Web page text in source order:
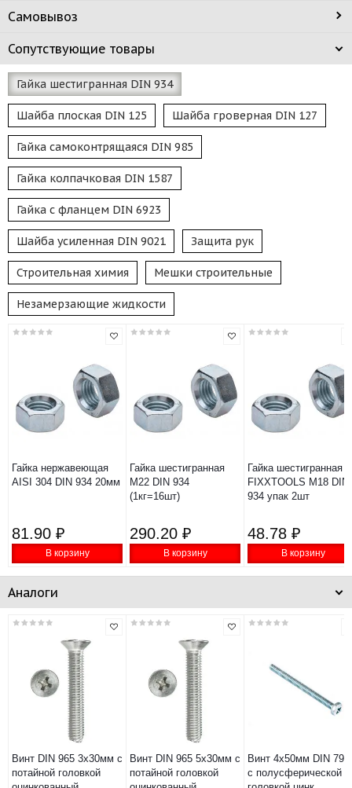
Самовывоз
Сопутствующие товары
Гайка шестигранная DIN 934
Шайба плоская DIN 125 Шайба гроверная DIN 127
Гайка самоконтрящаяся DIN 985
Гайка колпачковая DIN 1587
Гайка с фланцем DIN 6923
Шайба усиленная DIN 9021 Защита рук
Строительная химия Мешки строительные
Незамерзающие жидкости
Гайка нержавеющая
AISI 304 DIN 934 20мм
81.90 ₽
В корзину
Гайка шестигранная
М22 DIN 934
(1кг=16шт)
290.20 ₽
В корзину
Гайка шестигранная
FIXXTOOLS М18 DIN
934 упак 2шт
48.78 ₽
В корзину
Аналоги
Винт DIN 965 3х30мм с
потайной головкой
Винт DIN 965 5х30мм с
потайной головкой
Винт 4х50мм DIN
с полусферической